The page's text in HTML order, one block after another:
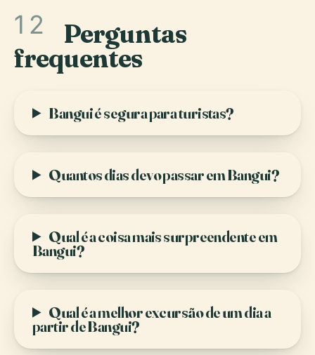
12 Perguntas
frequentes
Bangui é segura para turistas?
Quantos dias devo passar em Bangui?
Qual é a coisa mais surpreendente em
Bangui?
Qual é a melhor excursão de um dia a
partir de Bangui?